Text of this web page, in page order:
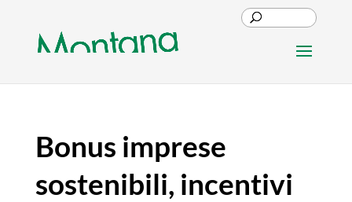
Bonus imprese
sostenibili, incentivi